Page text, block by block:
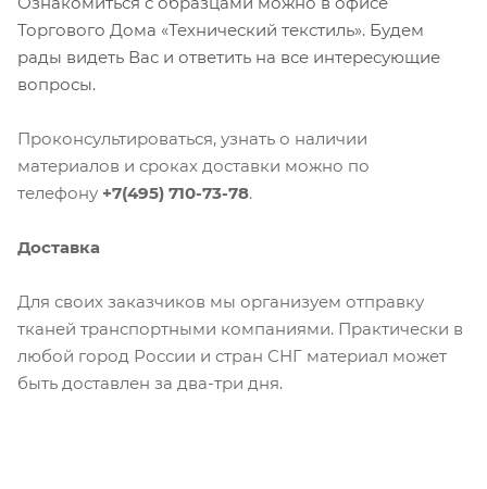
Торгового Дома «Технический текстиль». Будем
рады видеть Вас и ответить на все интересующие
вопросы.
Проконсультироваться, узнать о наличии
материалов и сроках доставки можно по
телефону +7(495) 710-73-78.
Доставка
Для своих заказчиков мы организуем отправку
тканей транспортными компаниями. Практически в
любой город России и стран СНГ материал может
быть доставлен за два-три дня.
Текстиль» использует cookie-файлы и
использованием Яндекс Метрики. Это
улучшает работу сайта и
Политике
Принять